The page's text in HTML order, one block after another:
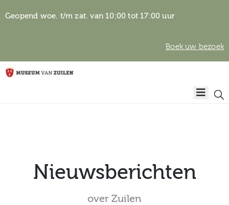
Geopend woe. t/m zat. van 10:00 tot 17:00 uur
Boek uw bezoek
Home
Nieuwsberichten
over Zuilen
Algemene